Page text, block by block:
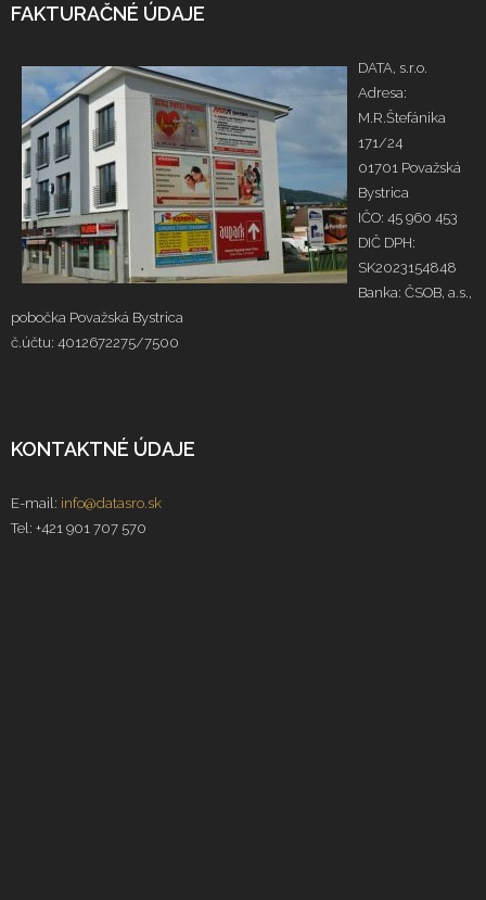
FAKTURAČNÉ ÚDAJE
DATA, s.r.o.
Adresa:
M.R.Štefánika
171/24
01701 Považská
Bystrica
IČO: 45 960 453
DIČ DPH:
SK2023154848
Banka: ČSOB, a.s.,
pobočka Považská Bystrica
č.účtu: 4012672275/7500
KONTAKTNÉ ÚDAJE
E-mail: info@datasro.sk
Tel: +421 901 707 570